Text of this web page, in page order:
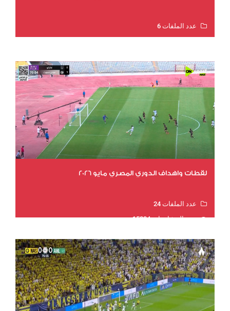
عدد الملفات 6
لقطات واهداف الدوري المصري مايو 2026
عدد الملفات 24
عدد المشاهدات 15234